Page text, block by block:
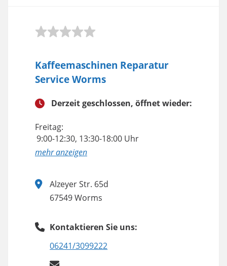
Kaffeemaschinen Reparatur
Service Worms
Derzeit geschlossen, öffnet wieder:
Freitag:
9:00-12:30, 13:30-18:00 Uhr
anzeigen
Alzeyer Str. 65d
67549 Worms
Kontaktieren Sie uns:
06241/3099222